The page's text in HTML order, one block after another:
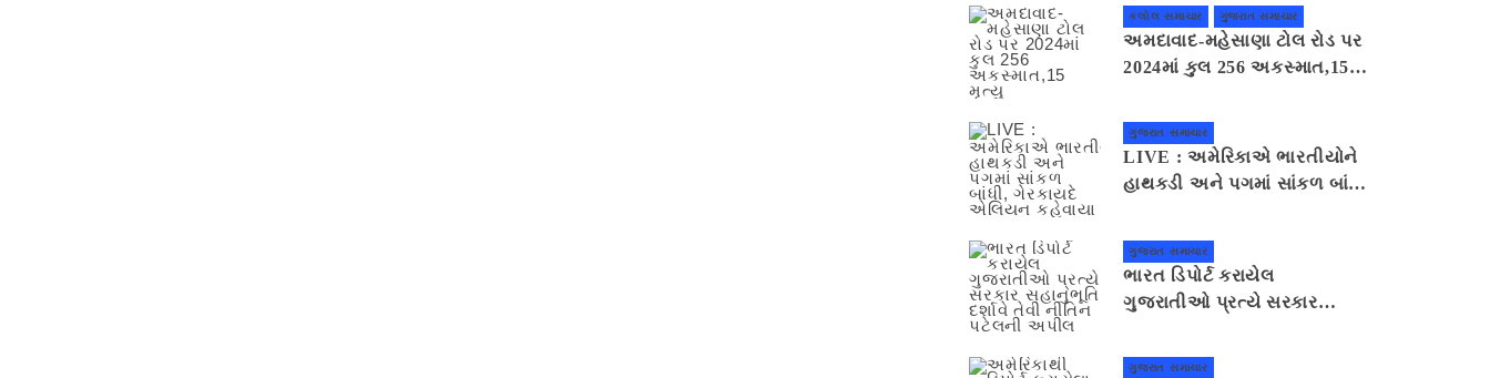
કલોલ સમાચાર ગુજરાત સમાચાર
અમદાવાદ-મહેસાણા ટોલ રોડ પર
2024માં કુલ 256 અકસ્માત,15
ગુજરાત સમાચાર
LIVE : અમેરિકાએ ભારતીયોને
હાથકડી અને પગમાં સાંકળ બાંધી,
ગુજરાત સમાચાર
ભારત ડિપોર્ટ કરાયેલ
ગુજરાતીઓ પ્રત્યે સરકાર
પટેલની અપીલ
ગુજરાત સમાચાર